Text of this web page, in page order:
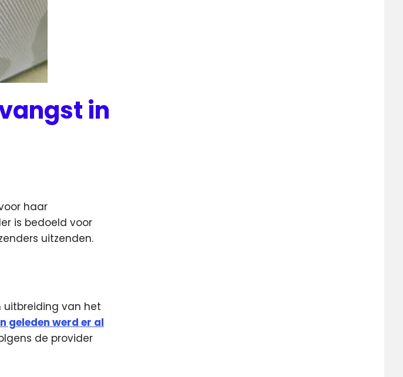
in
haar
is bedoeld voor
uitzenden.
uitbreiding van het
geleden werd er al
de provider